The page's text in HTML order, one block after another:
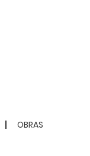
OBRAS